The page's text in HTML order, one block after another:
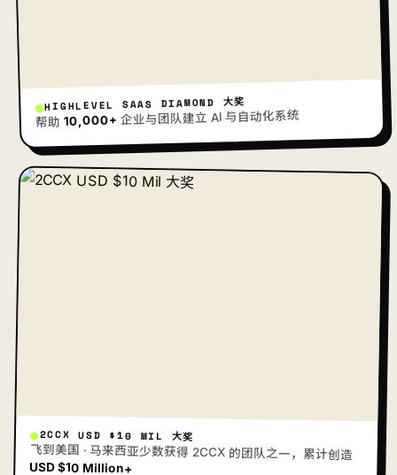
HIGHLEVEL SAAS DIAMOND 大奖
帮助10,000+ 企业与团队建立 AI 与自动化系统
2CCX USD $10 MIL 大奖
飞到美国 · 马来西亚少数获得 2CCX 的团队之一，累计创造
USD $10 Million+